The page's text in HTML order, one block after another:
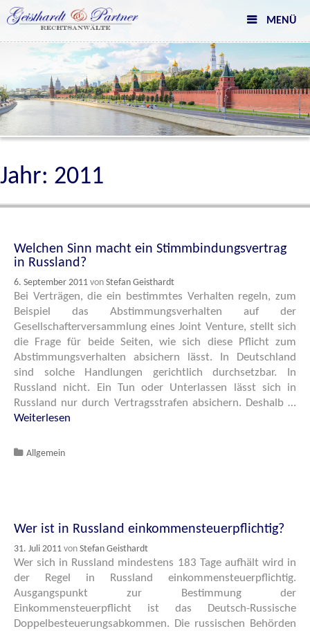
Skip
to
MENÜ
Jahr: 2011
Welchen Sinn macht ein Stimmbindungsvertrag
in Russland?
6. September 2011 von Stefan Geisthardt
Bei Verträgen, die ein bestimmtes Verhalten regeln, zum
Beispiel das Abstimmungsverhalten auf der
Gesellschafterversammlung eines Joint Venture, stellt sich
die Frage für beide Seiten, wie sich diese Pflicht zum
Abstimmungsverhalten absichern lässt. In Deutschland
sind solche Handlungen gerichtlich durchsetzbar. In
Russland nicht. Ein Tun oder Unterlassen lässt sich in
Russland nur durch Vertragsstrafen absichern. Deshalb …
Weiterlesen
Katgeorien
Allgemein
Wer ist in Russland einkommensteuerpflichtig?
31. Juli 2011 von Stefan Geisthardt
Wer sich in Russland mindestens 183 Tage aufhält wird in
der Regel in Russland einkommensteuerpflichtig.
Ausgangspunkt zur Bestimmung der
Einkommensteuerpflicht ist das Deutsch-Russische
Doppelbesteuerungsabkommen. Die russischen Behörden